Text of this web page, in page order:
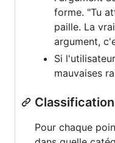
forme. "Tu
paille. La
argument,
Si
mauvaises
Pour chaque